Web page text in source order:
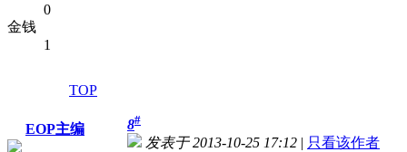
0
金钱
1
TOP
EOP主编 8#
发表于 2013-10-25 17:12 | 只看该作者